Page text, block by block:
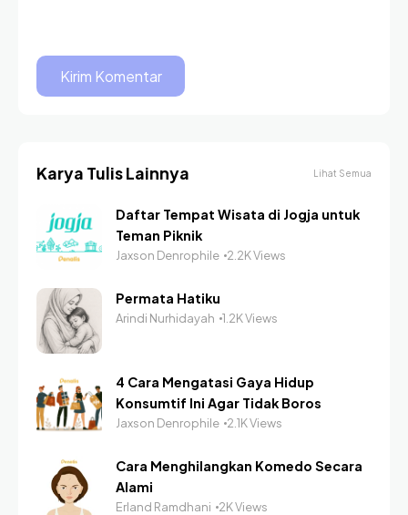
Karya Tulis Lainnya Lihat Semua
Daftar Tempat Wisata di Jogja untuk
Teman Piknik
Jaxson Denrophile 2.2K Views
Permata Hatiku
Arindi Nurhidayah 1.2K Views
4 Cara Mengatasi Gaya Hidup
Konsumtif Ini Agar Tidak Boros
Jaxson Denrophile 2.1K Views
Cara Menghilangkan Komedo Secara
Alami
Erland Ramdhani 2K Views